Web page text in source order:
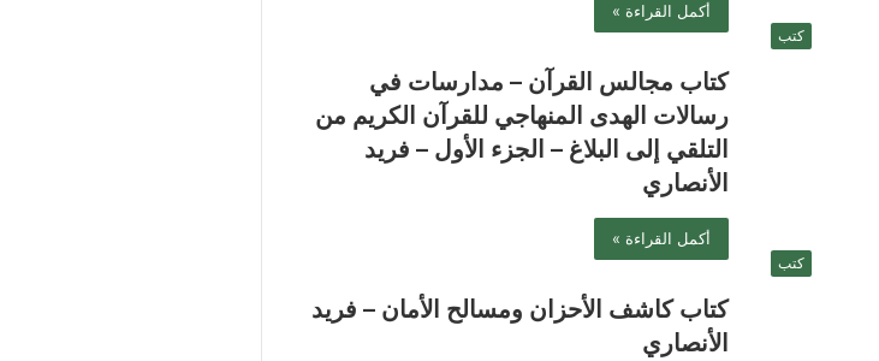
أكمل القراءة »
كتب
كتاب مجالس القرآن – مدارسات في
رسالات الهدى المنهاجي للقرآن الكريم من
التلقي إلى البلاغ – الجزء الأول – فريد
الأنصاري
أكمل القراءة »
كتب
كتاب كاشف الأحزان ومسالح الأمان – فريد
الأنصاري